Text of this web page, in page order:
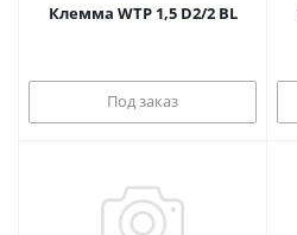
Клемма WTP 1,5 D2/2 BL
Под заказ